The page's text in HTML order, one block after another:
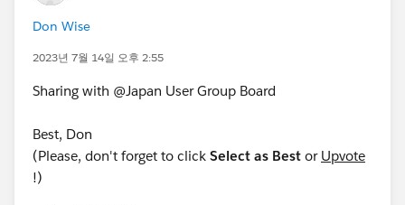
Don Wise
2023년 7월 14일 오후 2:55
Sharing with @Japan​ User Group Board
Best, Don
(Please, don't forget to click Select as Best or Upvote
!)